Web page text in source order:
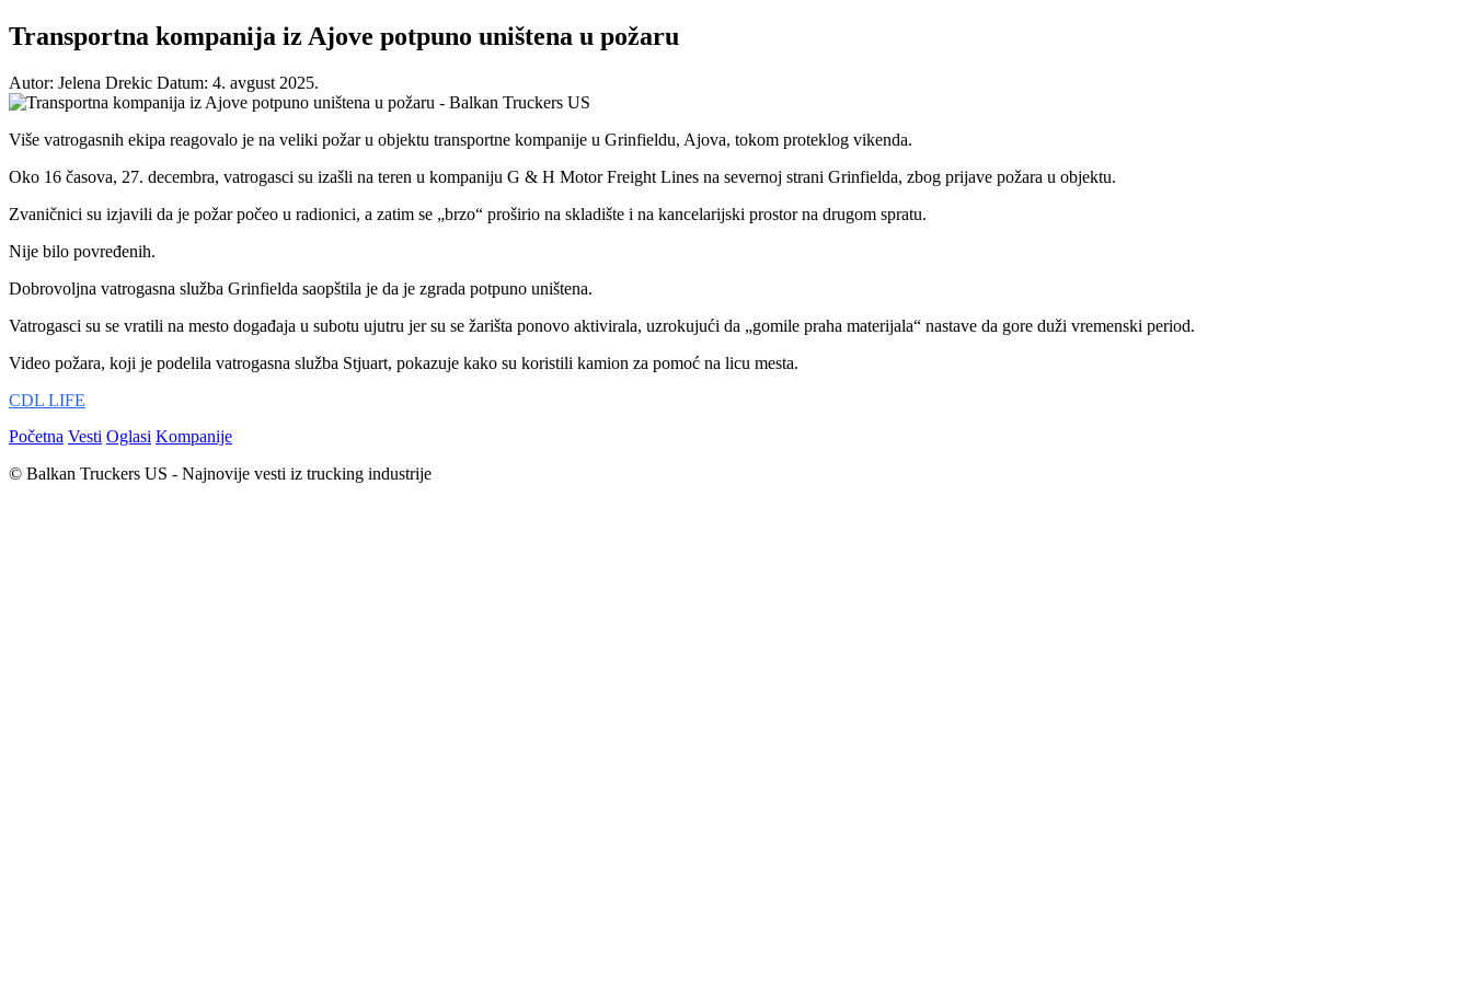
Transportna kompanija iz Ajove potpuno uništena u požaru
Autor: Jelena Drekic Datum: 4. avgust 2025.
Više vatrogasnih ekipa reagovalo je na veliki požar u objektu transportne kompanije u Grinfieldu, Ajova, tokom proteklog vikenda.
Oko 16 časova, 27. decembra, vatrogasci su izašli na teren u kompaniju G & H Motor Freight Lines na severnoj strani Grinfielda, zbog prijave požara u objektu.
Zvaničnici su izjavili da je požar počeo u radionici, a zatim se „brzo“ proširio na skladište i na kancelarijski prostor na drugom spratu.
Nije bilo povređenih.
Dobrovoljna vatrogasna služba Grinfielda saopštila je da je zgrada potpuno uništena.
Vatrogasci su se vratili na mesto događaja u subotu ujutru jer su se žarišta ponovo aktivirala, uzrokujući da „gomile praha materijala“ nastave da gore duži vremenski period.
Video požara, koji je podelila vatrogasna služba Stjuart, pokazuje kako su koristili kamion za pomoć na licu mesta.
CDL LIFE
Početna Vesti Oglasi Kompanije
© Balkan Truckers US - Najnovije vesti iz trucking industrije